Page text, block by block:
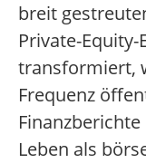
breit
Private-
transformiert,
Frequenz
Leben als